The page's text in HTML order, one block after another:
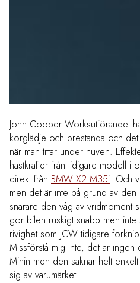
John Cooper Worksutförandet
körglädje och prestanda och
när man tittar under huven.
hästkrafter från tidigare modell i
direkt från BMW X2 M35i. Och
men det är inte på grund av
snarare den våg av vridmoment
gör bilen ruskigt snabb men inte
rivighet som JCW tidigare
Missförstå mig inte, det är ingen
Minin men den saknar helt
sig av varumärket.